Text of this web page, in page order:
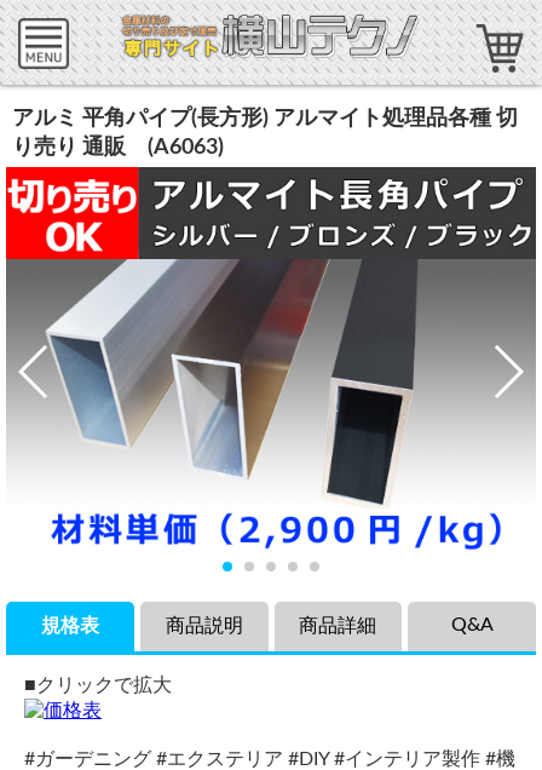
アルミ 平角パイプ(長方形) アルマイト処理品各種 切
り売り 通販 (A6063)
規格表
■クリックで拡大
#ガーデニング #エクステリア #DIY #インテリア製作 #機
商品説明 商品詳細 Q&A